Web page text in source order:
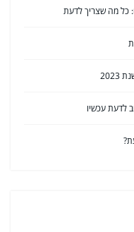
כל מה שצריך לדעת
לדעת עכשיו